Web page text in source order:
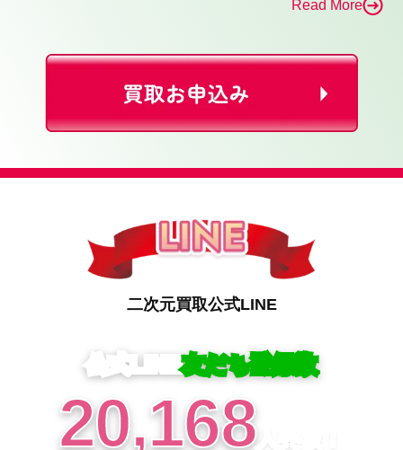
Read More
二次元買取公式LINE
公式LINE友だち登録数
20,168人突破！